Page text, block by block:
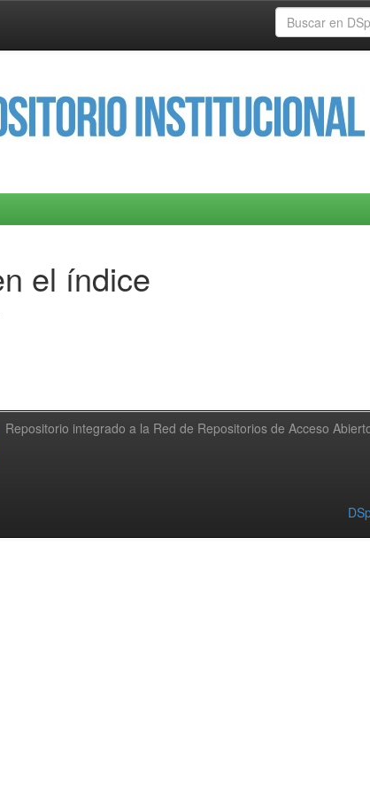
el índice
Repositorio integrado a la Red de Repositorios de Acceso